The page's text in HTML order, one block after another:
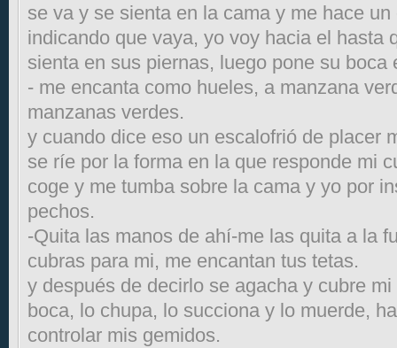
se va y se sienta en la cama y me hace
indicando que vaya, yo voy hacia el hasta
sienta en sus piernas, luego pone su boca
- me encanta como hueles, a manzana
manzanas verdes.
y cuando dice eso un escalofrió de placer
se ríe por la forma en la que responde mi
coge y me tumba sobre la cama y yo por
pechos.
-Quita las manos de ahí-me las quita a la
cubras para mi, me encantan tus tetas.
y después de decirlo se agacha y cubre
boca, lo chupa, lo succiona y lo muerde,
controlar mis gemidos.